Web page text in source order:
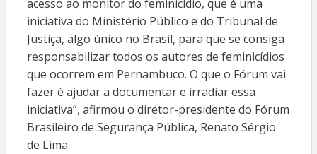
acesso ao monitor do feminicídio, que é uma
iniciativa do Ministério Público e do Tribunal de
Justiça, algo único no Brasil, para que se consiga
responsabilizar todos os autores de feminicídios
que ocorrem em Pernambuco. O que o Fórum vai
fazer é ajudar a documentar e irradiar essa
iniciativa”, afirmou o diretor-presidente do Fórum
Brasileiro de Segurança Pública, Renato Sérgio
de Lima.